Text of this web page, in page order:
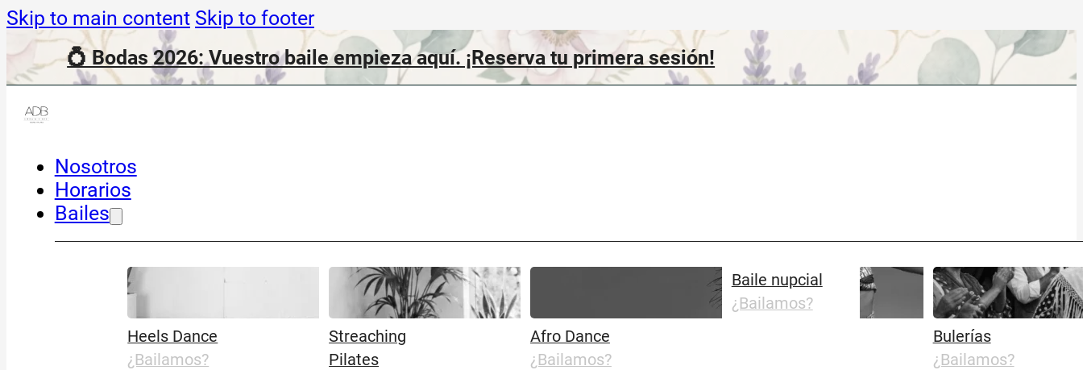
Skip to main content Skip to footer
💍 Bodas 2026: Vuestro baile empieza aquí. ¡Reserva tu primera sesión!
Nosotros
Horarios
Bailes
Heels Dance
¿Bailamos?
Streaching
Pilates
Afro Dance
¿Bailamos?
Baile nupcial
¿Bailamos?
Bulerías
¿Bailamos?